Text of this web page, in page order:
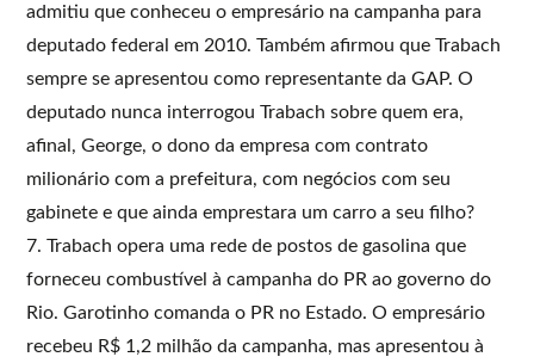
admitiu que conheceu o empresário na campanha para
deputado federal em 2010. Também afirmou que Trabach
sempre se apresentou como representante da GAP. O
deputado nunca interrogou Trabach sobre quem era,
afinal, George, o dono da empresa com contrato
milionário com a prefeitura, com negócios com seu
gabinete e que ainda emprestara um carro a seu filho?
7. Trabach opera uma rede de postos de gasolina que
forneceu combustível à campanha do PR ao governo do
Rio. Garotinho comanda o PR no Estado. O empresário
recebeu R$ 1,2 milhão da campanha, mas apresentou à